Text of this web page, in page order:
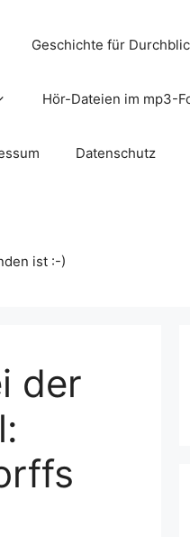
Geschichte für
Hör-Dateien im mp3-
Datenschutz
ist :-)
der